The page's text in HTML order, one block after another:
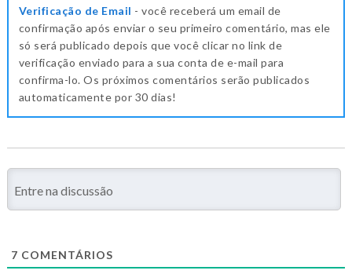
Verificação de Email - você receberá um email de
confirmação após enviar o seu primeiro comentário, mas ele
só será publicado depois que você clicar no link de
verificação enviado para a sua conta de e-mail para
confirma-lo. Os próximos comentários serão publicados
automaticamente por 30 dias!
7 COMENTÁRIOS